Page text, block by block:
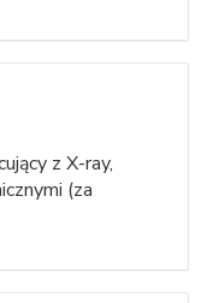
z X-ray,
(za